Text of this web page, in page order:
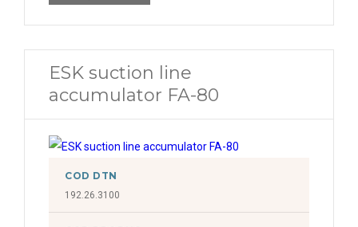
ESK suction line
accumulator FA-80
COD DTN
192.26.3100